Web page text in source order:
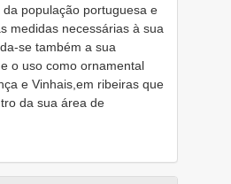
população portuguesa e
medidas necessárias à sua
se também a sua
o uso como ornamental
e Vinhais,em ribeiras que
da sua área de